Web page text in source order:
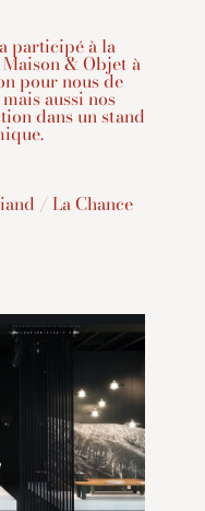
participé à la
& Objet à
pour nous de
aussi nos
dans un stand
/ La Chance